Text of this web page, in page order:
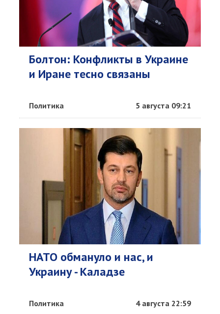
Болтон: Конфликты в Украине
и Иране тесно связаны
Политика 5 августа 09:21
НАТО обмануло и нас, и
Украину - Каладзе
Политика 4 августа 22:59